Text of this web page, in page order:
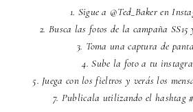
1. Sigue a @Ted_Baker en
2. Busca las fotos de la campaña
3. Toma una captura de
4. Sube la foto a tu
5. Juega con los fieltros y verás los
7. Publicala utilizando el hashtag